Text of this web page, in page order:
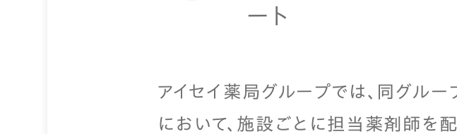
ート
アイセイ薬局グループでは、同グル
において、施設ごとに担当薬剤師を